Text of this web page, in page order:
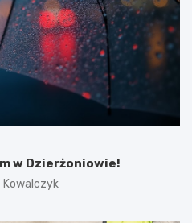
w Dzierżoniowie!
Kowalczyk